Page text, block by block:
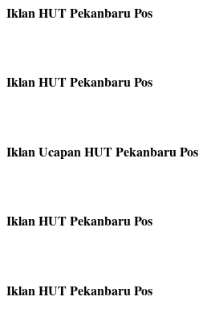
Iklan HUT Pekanbaru Pos
Iklan HUT Pekanbaru Pos
Iklan Ucapan HUT Pekanbaru Pos
Iklan HUT Pekanbaru Pos
Iklan HUT Pekanbaru Pos